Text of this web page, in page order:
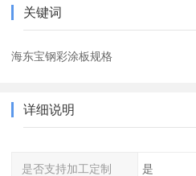
关键词
海东宝钢彩涂板规格
详细说明
是否支持加工定制 是